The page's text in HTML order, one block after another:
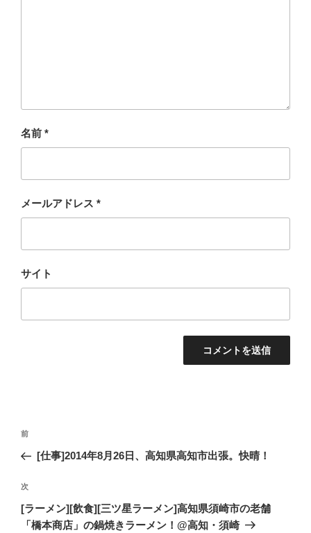
名前 *
メールアドレス *
サイト
投
ビ
ゲ
ー
過
去
投
稿
前
[仕事]2014年8月26日、高知県高知市出張。快晴！
次
の
投
次
[ラーメン][飲食][三ツ星ラーメン]高知県須崎市の老舗
「橋本商店」の鍋焼きラーメン！@高知・須崎